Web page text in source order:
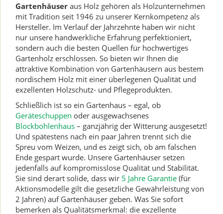
Gartenhäuser aus Holz gehören als Holzunternehmen
mit Tradition seit 1946 zu unserer Kernkompetenz als
Hersteller. Im Verlauf der Jahrzehnte haben wir nicht
nur unsere handwerkliche Erfahrung perfektioniert,
sondern auch die besten Quellen für hochwertiges
Gartenholz erschlossen. So bieten wir Ihnen die
attraktive Kombination von Gartenhäusern aus bestem
nordischem Holz mit einer überlegenen Qualität und
exzellenten Holzschutz- und Pflegeprodukten.
Schließlich ist so ein Gartenhaus – egal, ob
Geräteschuppen oder ausgewachsenes
Blockbohlenhaus – ganzjährig der Witterung ausgesetzt!
Und spätestens nach ein paar Jahren trennt sich die
Spreu vom Weizen, und es zeigt sich, ob am falschen
Ende gespart wurde. Unsere Gartenhäuser setzen
jedenfalls auf kompromisslose Qualität und Stabilität.
Sie sind derart solide, dass wir 5 Jahre Garantie (für
Aktionsmodelle gilt die gesetzliche Gewährleistung von
2 Jahren) auf Gartenhäuser geben. Was Sie sofort
bemerken als Qualitätsmerkmal: die exzellente